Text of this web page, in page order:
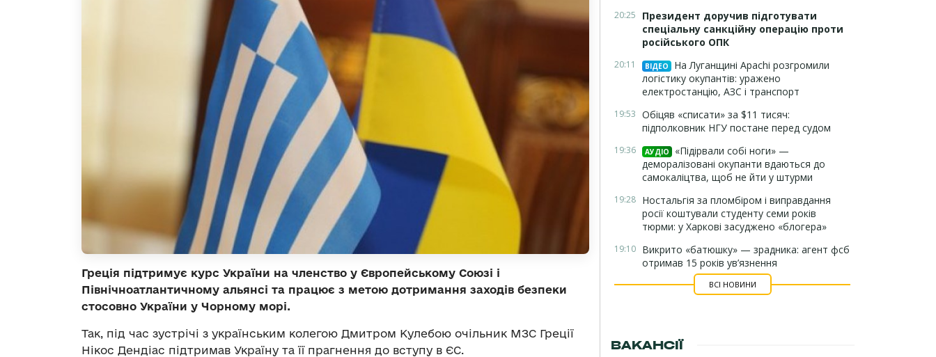
Греція підтримує курс України на членство у Європейському Союзі і
Північноатлантичному альянсі та працює з метою дотримання заходів безпеки
стосовно України у Чорному морі.
Так, під час зустрічі з українським колегою Дмитром Кулебою очільник МЗС Греції
Нікос Дендіас підтримав Україну та її прагнення до вступу в ЄС.
20:25
Президент доручив підготувати
спеціальну санкційну операцію проти
російського ОПК
20:11 ВІДЕО
На Луганщині Apachi розгромили
логістику окупантів: уражено
електростанцію, АЗС і транспорт
19:53 Обіцяв «списати» за $11 тисяч:
підполковник НГУ постане перед судом
19:36 АУДІО
«Підірвали собі ноги» —
деморалізовані окупанти вдаються до
самокаліцтва, щоб не йти у штурми
19:28 Ностальгія за пломбіром і виправдання
росії коштували студенту семи років
тюрми: у Харкові засуджено «блогера»
19:10 Викрито «батюшку» — зрадника: агент фсб
отримав 15 років ув’язнення
ВСІ НОВИНИ
ВАКАНСІЇ